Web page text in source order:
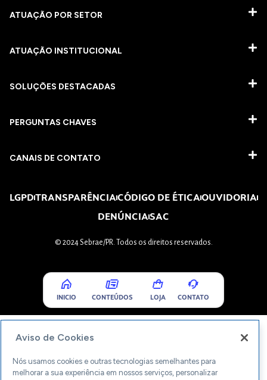
ATUAÇÃO POR SETOR
ATUAÇÃO INSTITUCIONAL
SOLUÇÕES DESTACADAS
PERGUNTAS CHAVES​
CANAIS DE CONTATO
LGPDTRANSPARÊNCIACÓDIGO DE ÉTICAOUVIDORIA
DENÚNCIASAC
© 2024 Sebrae/PR. Todos os direitos reservados.
INICIO CONTEÚDOS LOJA CONTATO
Aviso de Cookies
Nós usamos cookies e outras tecnologias semelhantes para
melhorar a sua experiência em nossos serviços, personalizar